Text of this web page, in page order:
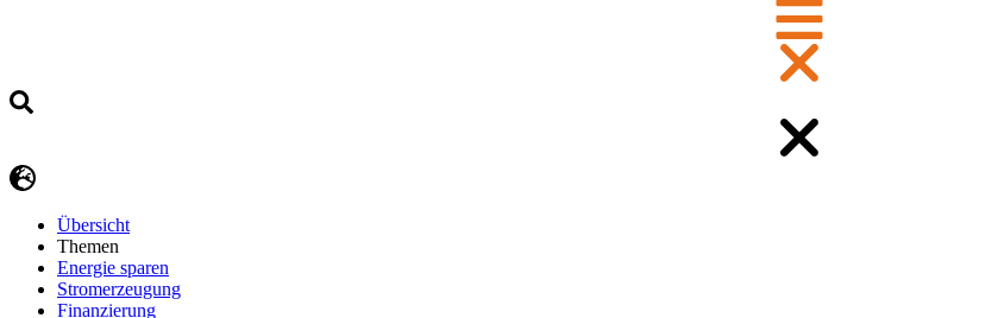
Übersicht
Themen
Energie sparen
Stromerzeugung
Finanzierung